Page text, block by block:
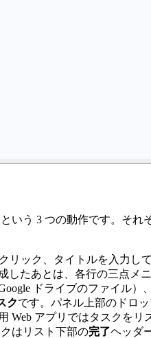
という 3 つの動作です。それ
リック、タイトルを入力し
たあとは、各行の三点メ
Google ドライブのファイル）、
クです。パネル上部のドロ
Web アプリではタスクをリ
はリスト下部の完了ヘッダ